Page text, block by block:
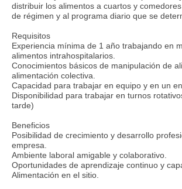
distribuir los alimentos a cuartos y
de régimen y al programa diario que se
Requisitos
Experiencia mínima de 1 año trabajando en
alimentos intrahospitalarios.
Conocimientos básicos de manipulación de
alimentación colectiva.
Capacidad para trabajar en equipo y en un
Disponibilidad para trabajar en turnos
tarde)
Beneficios
Posibilidad de crecimiento y desarrollo
empresa.
Ambiente laboral amigable y colaborativo.
Oportunidades de aprendizaje continuo y
Alimentación en el sitio.